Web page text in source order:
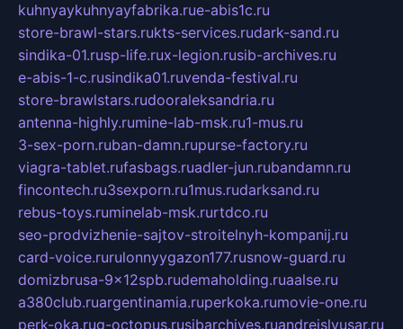
kuhnyaykuhnyayfabrika.rue-abis1c.ru
store-brawl-stars.rukts-services.rudark-sand.ru
sindika-01.rusp-life.rux-legion.rusib-archives.ru
e-abis-1-c.rusindika01.ruvenda-festival.ru
store-brawlstars.rudooraleksandria.ru
antenna-highly.rumine-lab-msk.ru1-mus.ru
3-sex-porn.ruban-damn.rupurse-factory.ru
viagra-tablet.rufasbags.ruadler-jun.rubandamn.ru
fincontech.ru3sexporn.ru1mus.rudarksand.ru
rebus-toys.ruminelab-msk.rurtdco.ru
seo-prodvizhenie-sajtov-stroitelnyh-kompanij.ru
card-voice.rurulonnyygazon177.rusnow-guard.ru
domizbrusa-9x12spb.rudemaholding.ruaalse.ru
a380club.ruargentinamia.ruperkoka.rumovie-one.ru
perk-oka.rug-octopus.rusibarchives.ruandreislyusar.ru